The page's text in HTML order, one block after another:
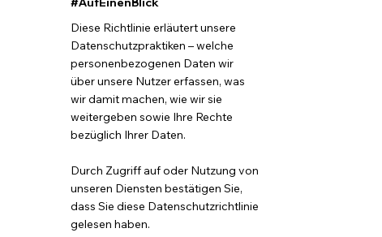
Diese Richtlinie erläutert unsere
Datenschutzpraktiken – welche
personenbezogenen Daten wir
über unsere Nutzer erfassen, was
wir damit machen, wie wir sie
weitergeben sowie Ihre Rechte
bezüglich Ihrer Daten.
Durch Zugriff auf oder Nutzung von
unseren Diensten bestätigen Sie,
dass Sie diese Datenschutzrichtlinie
gelesen haben.